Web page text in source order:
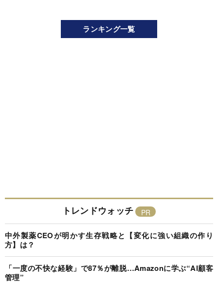
ランキング一覧
トレンドウォッチ
中外製薬CEOが明かす生存戦略と【変化に強い組織の作り
方】は？
「一度の不快な経験」で87％が離脱…Amazonに学ぶ“AI顧客
管理”